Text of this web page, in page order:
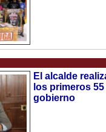
El alcalde
los primeros
gobierno